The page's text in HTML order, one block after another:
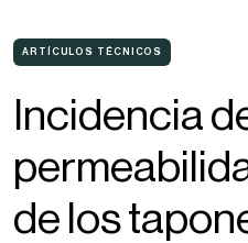
Contacto
Empleo
Documentos
Noticias y eventos
FAQ
ARTÍCULOS TÉCNICOS
Incidencia
de los